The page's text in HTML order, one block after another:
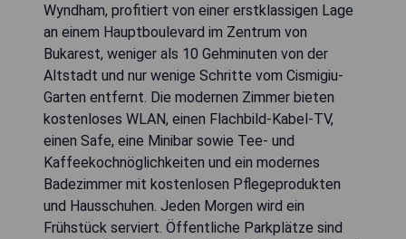
Wyndham, profitiert von einer erstklassigen Lage
an einem Hauptboulevard im Zentrum von
Bukarest, weniger als 10 Gehminuten von der
Altstadt und nur wenige Schritte vom Cismigiu-
Garten entfernt. Die modernen Zimmer bieten
kostenloses WLAN, einen Flachbild-Kabel-TV,
einen Safe, eine Minibar sowie Tee- und
Kaffeekochnöglichkeiten und ein modernes
Badezimmer mit kostenlosen Pflegeprodukten
und Hausschuhen. Jeden Morgen wird ein
Frühstück serviert. Öffentliche Parkplätze sind